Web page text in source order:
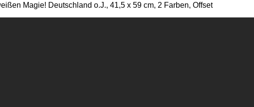
Magie! Deutschland o.J., 41,5 x 59 cm, 2 Farben, Offset